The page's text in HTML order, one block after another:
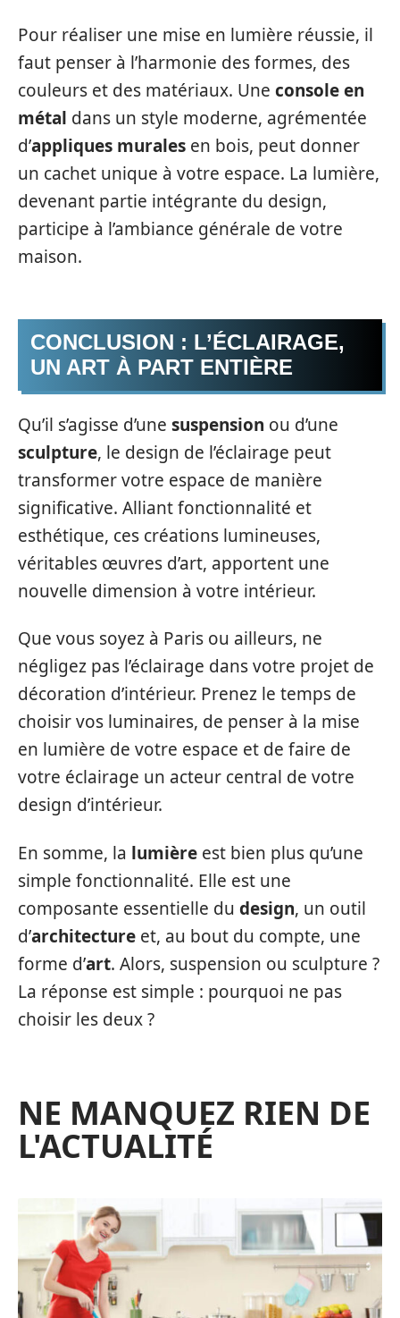
Pour réaliser une mise en lumière réussie, il
faut penser à l’harmonie des formes, des
couleurs et des matériaux. Une console en
métal dans un style moderne, agrémentée
d’appliques murales en bois, peut donner
un cachet unique à votre espace. La lumière,
devenant partie intégrante du design,
participe à l’ambiance générale de votre
maison.
CONCLUSION : L’ÉCLAIRAGE,
UN ART À PART ENTIÈRE
Qu’il s’agisse d’une suspension ou d’une
sculpture, le design de l’éclairage peut
transformer votre espace de manière
significative. Alliant fonctionnalité et
esthétique, ces créations lumineuses,
véritables œuvres d’art, apportent une
nouvelle dimension à votre intérieur.
Que vous soyez à Paris ou ailleurs, ne
négligez pas l’éclairage dans votre projet de
décoration d’intérieur. Prenez le temps de
choisir vos luminaires, de penser à la mise
en lumière de votre espace et de faire de
votre éclairage un acteur central de votre
design d’intérieur.
En somme, la lumière est bien plus qu’une
simple fonctionnalité. Elle est une
composante essentielle du design, un outil
d’architecture et, au bout du compte, une
forme d’art. Alors, suspension ou sculpture ?
La réponse est simple : pourquoi ne pas
choisir les deux ?
NE MANQUEZ RIEN DE
L'ACTUALITÉ